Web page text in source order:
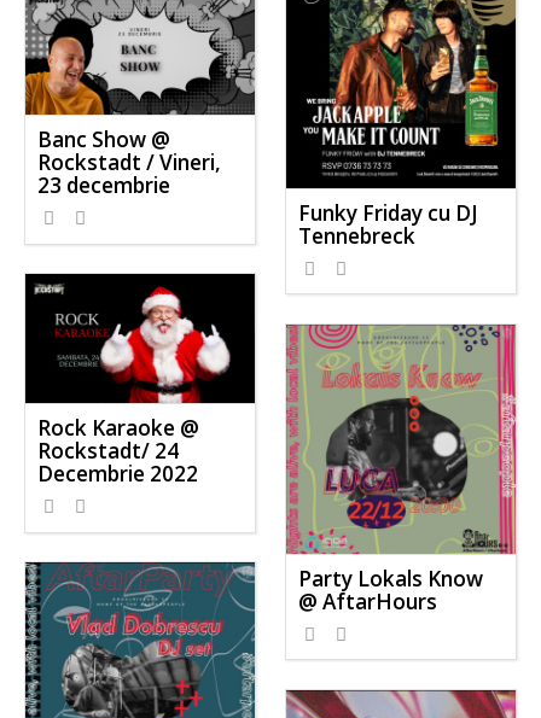
Funky Friday cu DJ
Tennebreck
Banc Show @
Rockstadt / Vineri,
23 decembrie
Rock Karaoke @
Rockstadt/ 24
Decembrie 2022
Party Lokals Know
@ AftarHours